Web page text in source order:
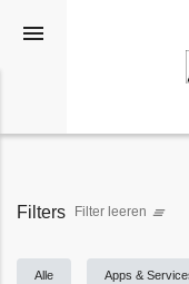
menu
Filters Filter leeren clear_all
Alle Apps &